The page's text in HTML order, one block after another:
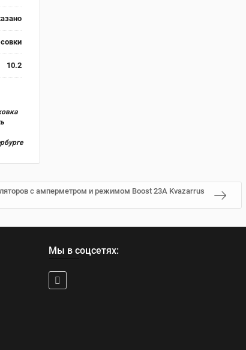
10.2
с амперметром и режимом Boost 23А Kvazarrus
Мы в соцсетях: